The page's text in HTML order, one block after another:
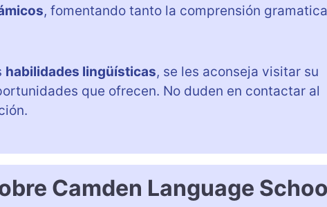
, fomentando tanto la comprensión
habilidades lingüísticas, se les aconseja visitar su
que ofrecen. No duden en contactar al
Camden Language